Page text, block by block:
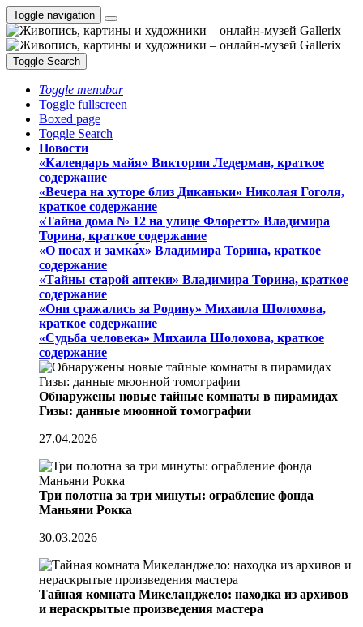
Toggle navigation
Toggle Search
Toggle menubar
Toggle fullscreen
Boxed page
Toggle Search
Новости
«Календарь майя» Виктории Ледерман, краткое
содержание
«Вечера на хуторе близ Диканьки» Николая Гоголя,
краткое содержание
«Тайна дома № 12 на улице Флоретт» Владимира
Торина, краткое содержание
«О носах и замка́х» Владимира Торина, краткое
содержание
«Тайны старой аптеки» Владимира Торина, краткое
содержание
«Они сражались за Родину» Михаила Шолохова,
краткое содержание
«Судьба человека» Михаила Шолохова, краткое
содержание
Обнаружены новые тайные комнаты в пирамидах
Гизы: данные мюонной томографии
27.04.2026
Три полотна за три минуты: ограбление фонда
Маньяни Рокка
30.03.2026
Тайная комната Микеланджело: находка из архивов
и нераскрытые произведения мастера